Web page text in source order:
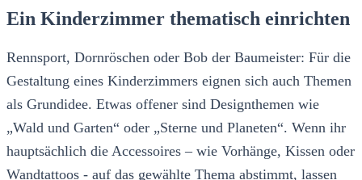
Ein Kinderzimmer thematisch einrichten
Rennsport, Dornröschen oder Bob der Baumeister: Für die
Gestaltung eines Kinderzimmers eignen sich auch Themen
als Grundidee. Etwas offener sind Designthemen wie
„Wald und Garten“ oder „Sterne und Planeten“. Wenn ihr
hauptsächlich die Accessoires – wie Vorhänge, Kissen oder
Wandtattoos - auf das gewählte Thema abstimmt, lassen